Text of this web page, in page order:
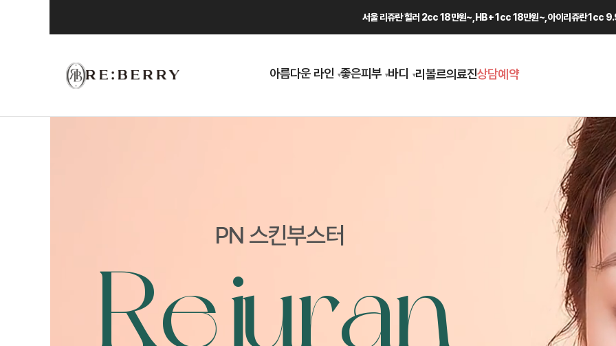
서울 리쥬란 힐러 2cc 18만원~, HB+ 1cc 18만원~, 아이리쥬란 1cc
아름다운 라인 좋은피부 바디 리볼르의료진상담예약
PN 스킨부스터
Rejuran